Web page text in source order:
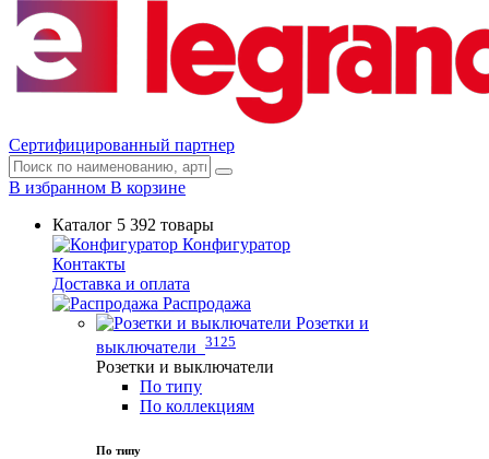
Сертифицированный партнер
В избранном В корзине
Каталог 5 392 товары
Конфигуратор
Контакты
Доставка и оплата
Распродажа
Розетки и
выключатели 3125
Розетки и выключатели
По типу
По коллекциям
По типу